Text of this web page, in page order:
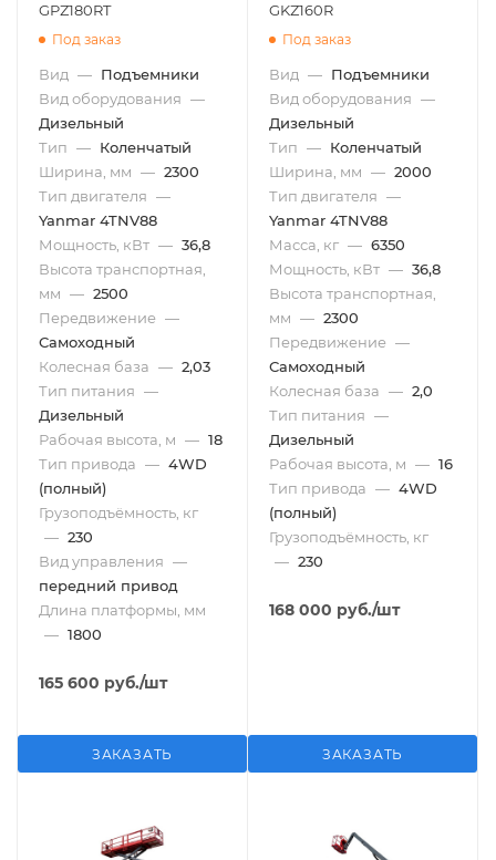
GPZ180RT
Под заказ
Вид — Подъемники
Вид оборудования —
Дизельный
Тип — Коленчатый
Ширина, мм — 2300
Тип двигателя —
Yanmar 4TNV88
Мощность, кВт — 36,8
Высота транспортная,
мм — 2500
Передвижение —
Самоходный
Колесная база — 2,03
Тип питания —
Дизельный
Рабочая высота, м — 18
Тип привода — 4WD
(полный)
Грузоподъёмность, кг
— 230
Вид управления —
передний привод
Длина платформы, мм
— 1800
165 600 руб./шт
ЗАКАЗАТЬ
GKZ160R
Под заказ
Вид — Подъемники
Вид оборудования —
Дизельный
Тип — Коленчатый
Ширина, мм — 2000
Тип двигателя —
Yanmar 4TNV88
Масса, кг — 6350
Мощность, кВт — 36,8
Высота транспортная,
мм — 2300
Передвижение —
Самоходный
Колесная база — 2,0
Тип питания —
Дизельный
Рабочая высота, м — 16
Тип привода — 4WD
(полный)
Грузоподъёмность, кг
— 230
168 000 руб./шт
ЗАКАЗАТЬ